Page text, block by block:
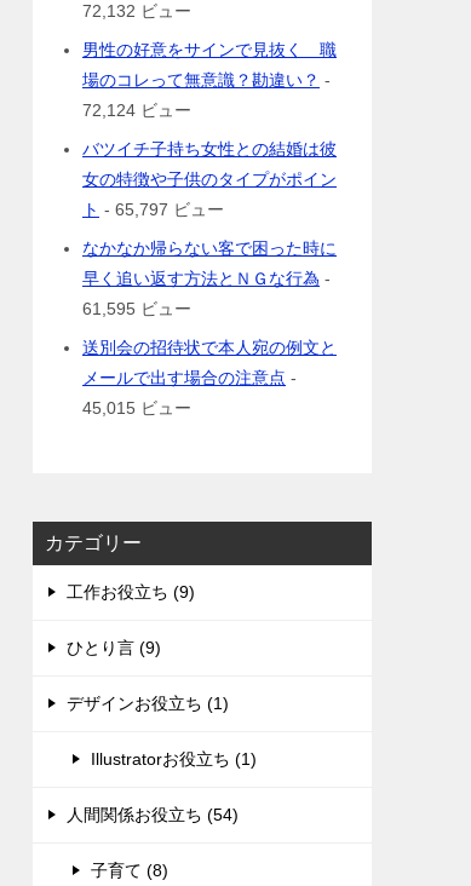
72,132 ビュー
男性の好意をサインで見抜く 職
場のコレって無意識？勘違い？ -
72,124 ビュー
バツイチ子持ち女性との結婚は彼
女の特徴や子供のタイプがポイン
ト - 65,797 ビュー
なかなか帰らない客で困った時に
早く追い返す方法とＮＧな行為 -
61,595 ビュー
送別会の招待状で本人宛の例文と
メールで出す場合の注意点 -
45,015 ビュー
カテゴリー
工作お役立ち (9)
ひとり言 (9)
デザインお役立ち (1)
Illustratorお役立ち (1)
人間関係お役立ち (54)
子育て (8)